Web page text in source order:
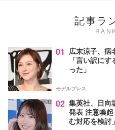
記事ラ
01 広末涼子、病
「言い訳に
った」
モデルプレス
02 集英社、日向
発表 注意喚
む対応を検討」